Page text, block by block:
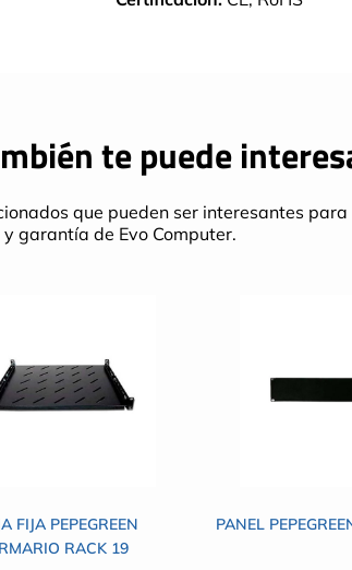
te puede
que pueden ser interesantes para
garantía de Evo Computer.
FIJA PEPEGREEN
RACK 19
PANEL